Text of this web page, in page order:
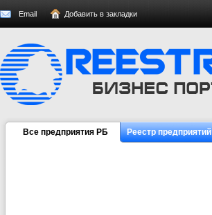
Email Добавить в закладки
Все предприятия РБ Реестр предприятий